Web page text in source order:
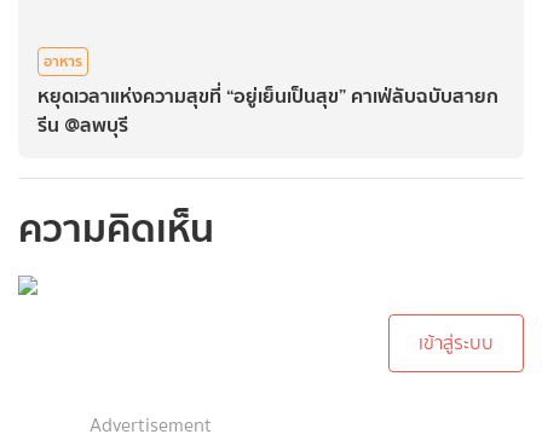
อาหาร
หยุดเวลาแห่งความสุขที่ “อยู่เย็นเป็นสุข” คาเฟ่ลับฉบับสายก
รีน @ลพบุรี
ความคิดเห็น
เข้าสู่ระบบ
Advertisement